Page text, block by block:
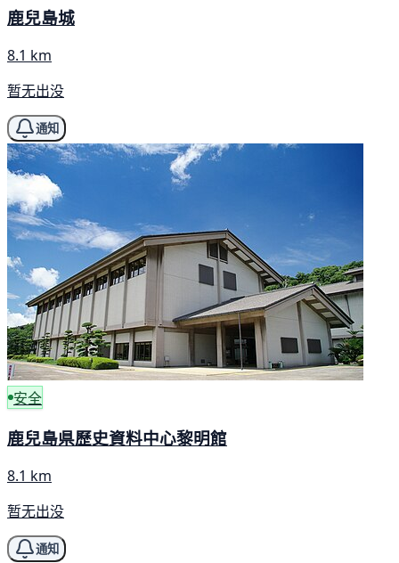
鹿兒島城
8.1 km
暂无出没
通知
安全
鹿兒島県歷史資料中心黎明館
8.1 km
暂无出没
通知